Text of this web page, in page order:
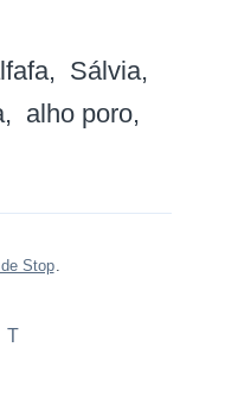
Sálvia
alho poro
Stop.
T